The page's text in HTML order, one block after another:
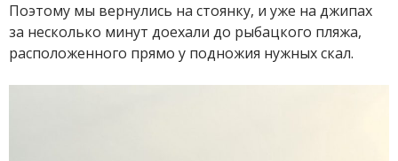
Поэтому мы вернулись на стоянку, и уже на джипах
за несколько минут доехали до рыбацкого пляжа,
расположенного прямо у подножия нужных скал.